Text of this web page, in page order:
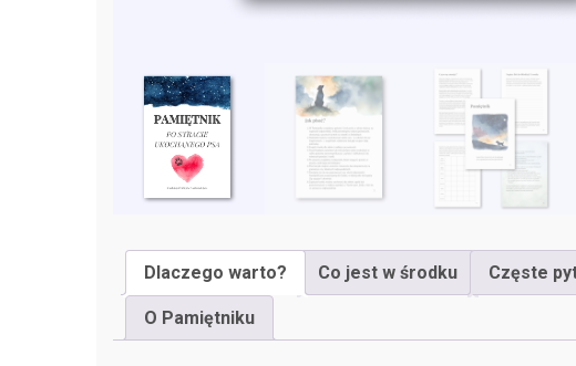
Dlaczego warto? Co jest w środku Częste
O Pamiętniku